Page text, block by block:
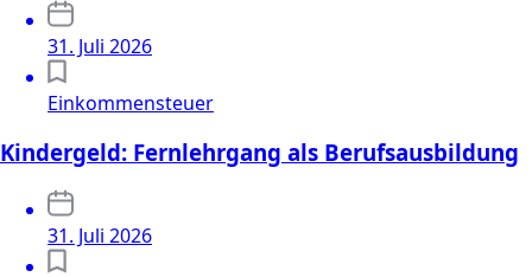
31. Juli 2026
Einkommensteuer
Kindergeld: Fernlehrgang als Berufsausbildung
31. Juli 2026